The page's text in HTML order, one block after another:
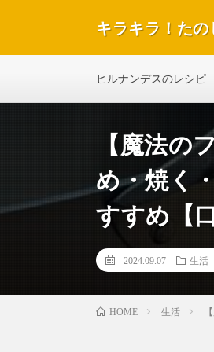
キラキラ！たの
ヒルナンデスのレシピ
【魔法の
め・焼く
すすめ【
2024.09.07 生活
HOME 生活